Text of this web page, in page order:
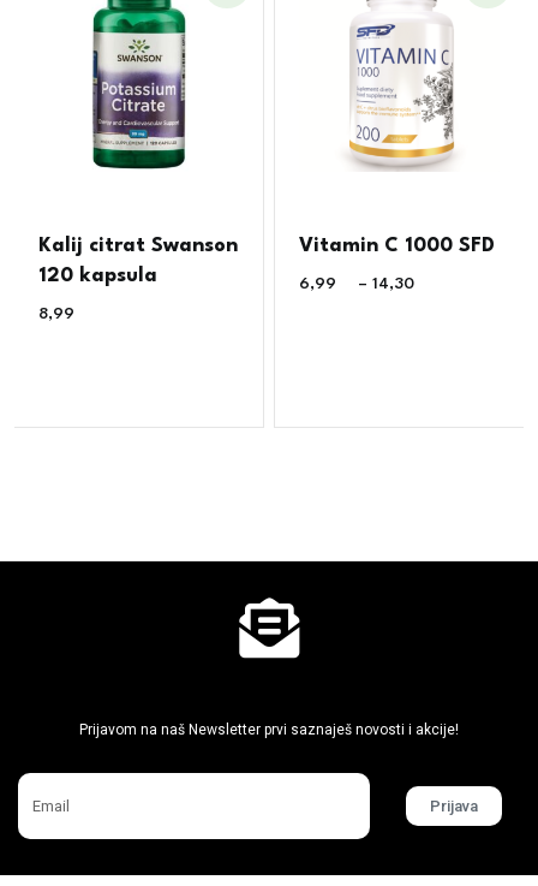
Kalij citrat Swanson
120 kapsula
8,99
Vitamin C 1000 SFD
6,99 –14,30
Prijavom na naš Newsletter prvi saznaješ novosti i akcije!
Prijava